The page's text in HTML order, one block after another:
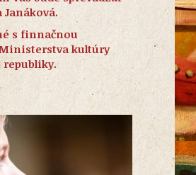
s finnačnou
kultúry
republiky.